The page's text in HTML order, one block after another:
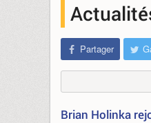
Partager
Brian Holinka